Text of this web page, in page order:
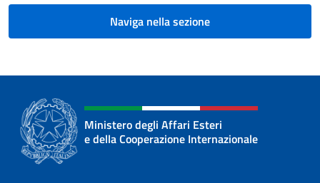
Naviga nella sezione
Ministero degli Affari Esteri
e della Cooperazione Internazionale